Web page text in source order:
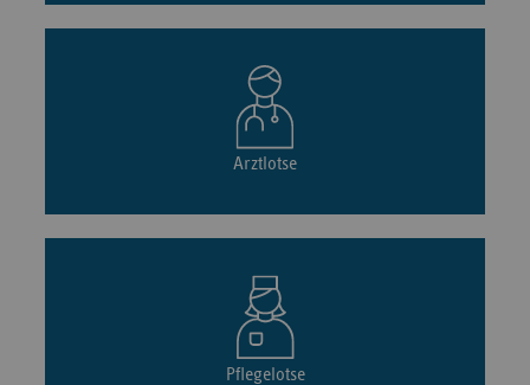
Arztlotse
Pflegelotse